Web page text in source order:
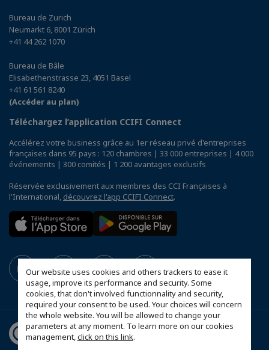
Our website uses cookies and others trackers to ease it
usage, improve its performance and security. Some
cookies, that don't involved functionnality and security,
required your consent to be used. Your choices will concern
the whole website. You will be allowed to change your
parameters at any moment. To learn more on our cookies
management,click on this link.
Bureau de Zurich
Neumarkt 6, 8001 Zürich
+41 44 262 1070
Bureau de Bâle
Elisabethenstrasse 23, 4051 Basel
+41 61 561 8240
(Accéder au plan)
Téléchargez l’application CCIFI Connect
Accélérez votre business grâce au 1er réseau privé d'entreprises
françaises dans 95 pays : 120 chambres | 33 000 entreprises | 4 000
événements | 300 comités | 1 200 avantages exclusifs
Réservée exclusivement aux membres des CCI Françaises à
l'International, découvrez l'app CCIFI Connect.